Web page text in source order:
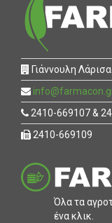
Γιάννουλη
2410-669107 &
2410-669109
Όλα τα
ένα κλικ.